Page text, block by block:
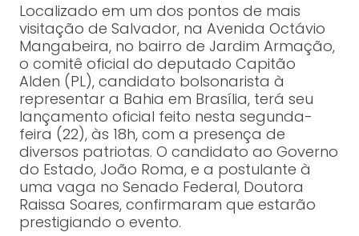
Localizado em um dos pontos de mais
visitação de Salvador, na Avenida Octávio
Mangabeira, no bairro de Jardim Armação,
o comitê oficial do deputado Capitão
Alden (PL), candidato bolsonarista à
representar a Bahia em Brasília, terá seu
lançamento oficial feito nesta segunda-
feira (22), às 18h, com a presença de
diversos patriotas. O candidato ao Governo
do Estado, João Roma, e a postulante à
uma vaga no Senado Federal, Doutora
Raissa Soares, confirmaram que estarão
prestigiando o evento.